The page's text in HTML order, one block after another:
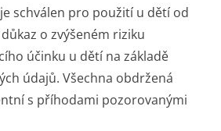
schválen pro použití u dětí od
o zvýšeném riziku
účinku u dětí na základě
údajů. Všechna obdržená
s příhodami pozorovanými